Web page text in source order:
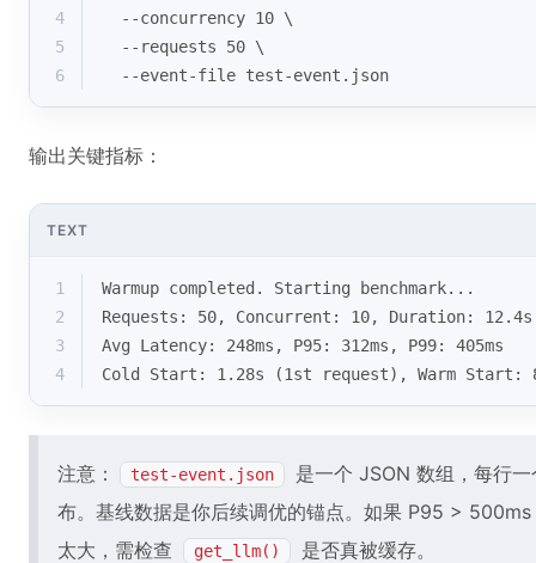
4
  --concurrency 10 \
5
  --requests 50 \
6
  --event-file test-event.json
输出关键指标：
TEXT
1
Warmup completed. Starting benchmark...
2
Requests: 50, Concurrent: 10, Duration: 12.4s
3
Avg Latency: 248ms, P95: 312ms, P99: 405ms
4
Cold Start: 1.28s (1st request), Warm Start:
注意： test-event.json
是一个 JSON 数组，每行
布。基线数据是你后续调优的锚点。如果 P95 >
太大，需检查
get_llm() 是否真被缓存。